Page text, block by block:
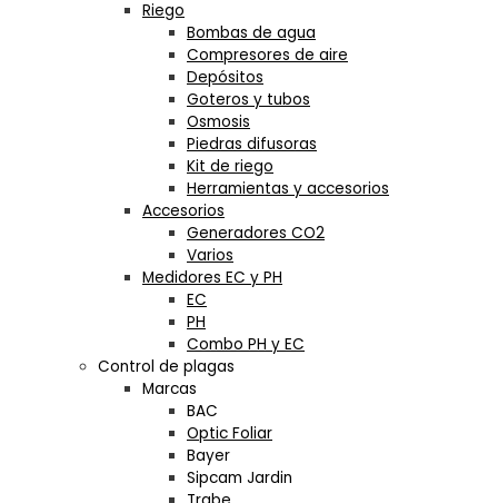
Riego
Bombas de agua
Compresores de aire
Depósitos
Goteros y tubos
Osmosis
Piedras difusoras
Kit de riego
Herramientas y accesorios
Accesorios
Generadores CO2
Varios
Medidores EC y PH
EC
PH
Combo PH y EC
Control de plagas
Marcas
BAC
Optic Foliar
Bayer
Sipcam Jardin